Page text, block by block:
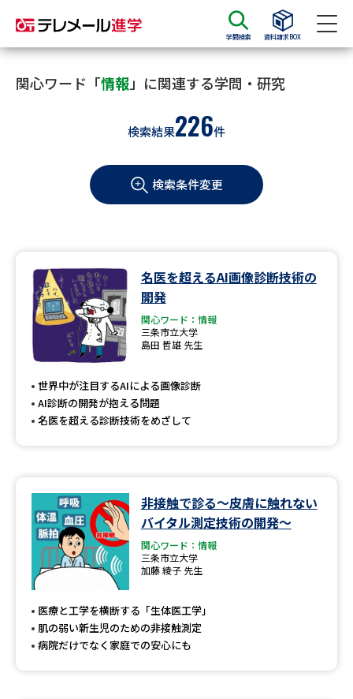
学問検索 資料請求BOX
資料請求 資料検索
大学・短大の資料種類から請求
学部・学科パンフ
過去問題集
大学・短大以外の資料から請求
専門学校の資料請求 大学院の資料請求
留学・進学関連、塾・予備校
大学入学共通テスト「受験案
高等学校（情報）教員資格認定
大学研究
大学で学べる内容や特徴を調べる
関心ワード「情報」に関連する学問・研究
検索結果226件
検索条件変更
名医を超えるAI画像診断技術の
開発
関心ワード：情報
三条市立大学
島田 哲雄 先生
世界中が注目するAIによる画像診断
AI診断の開発が抱える問題
名医を超える診断技術をめざして
非接触で診る〜皮膚に触れない
バイタル測定技術の開発～
関心ワード：情報
三条市立大学
加藤 綾子 先生
医療と工学を横断する「生体医工学」
肌の弱い新生児のための非接触測定
病院だけでなく家庭での安心にも